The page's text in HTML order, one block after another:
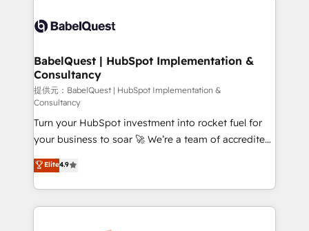
scalable retainers. Let’s make HubSpot your most
powerful growth engine. Built to convert, scale, and
custom API integrations with ERP (and other
operations A little about us: • Boutique 'Elite' team of
12 • 150+ clients across Sales Hub, Marketing Hub,
Service Hub, Data Hub and CMS • ISO/IEC
27001:2022, ISO 9001:2015, and ISO 42001:2023
certified - the AI management standard • GuardHub:
our AI governance framework, built on ISO 42001
Ready for the next step? Click the 👈 '𝗖𝗼𝗻𝘁𝗮𝗰𝘁
𝗯𝘂𝘀𝗶𝗻𝗲𝘀𝘀' button to get in touch (𝘸𝘦'𝘳𝘦 𝘴𝘶𝘱𝘦𝘳
𝘳𝘦𝘴𝘱𝘰𝘯𝘴𝘪𝘷𝘦)
BabelQuest | HubSpot Implementation &
Consultancy
提供元：BabelQuest | HubSpot Implementation &
Consultancy
Turn your HubSpot investment into rocket fuel for
your business to soar 🚀 We’re a team of accredited
HubSpot experts ready to help you. We can
implement the platform into complex business
environments, optimise what you've got and make
sure you can actually use it, build your website in
Elite4.9